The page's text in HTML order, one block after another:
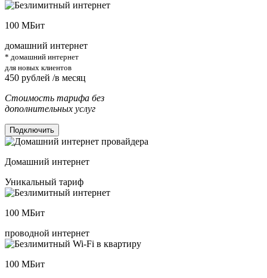
100 МБит
домашний интернет
* домашний интернет
для новых клиентов
450 рублей /в месяц
Стоимость тарифа без
дополнительных услуг
Подключить
Домашний интернет
Уникальный тариф
100 МБит
проводной интернет
100 МБит